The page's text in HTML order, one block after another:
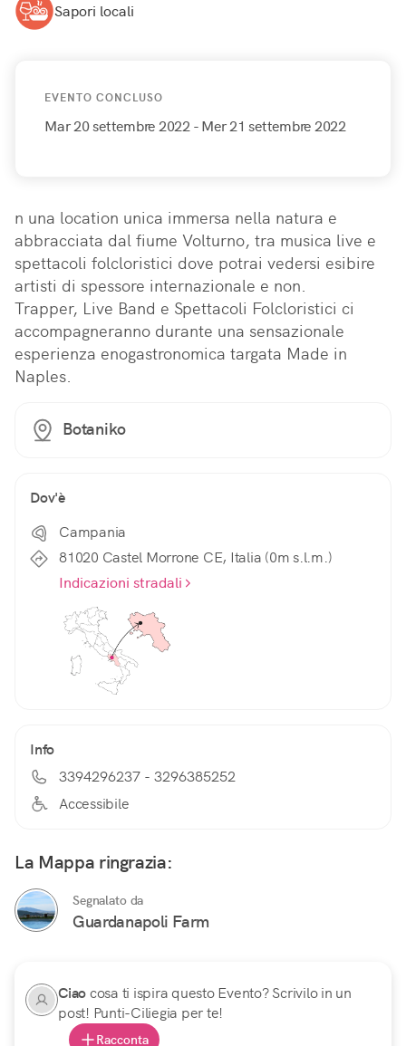
Sapori locali
EVENTO CONCLUSO
Mar 20 settembre 2022- Mer 21 settembre 2022
n una location unica immersa nella natura e
abbracciata dal fiume Volturno, tra musica live e
spettacoli folcloristici dove potrai vedersi esibire
artisti di spessore internazionale e non.
Trapper, Live Band e Spettacoli Folcloristici ci
accompagneranno durante una sensazionale
esperienza enogastronomica targata Made in
Naples.
Botaniko
Dov'è
Campania
81020 Castel Morrone CE, Italia (0m s.l.m.)
Indicazioni stradali
Info
3394296237 - 3296385252
Accessibile
La Mappa ringrazia:
Segnalato da
Guardanapoli Farm
Ciaocosa ti ispira questo Evento? Scrivilo in un
post! Punti-Ciliegia per te!
Racconta